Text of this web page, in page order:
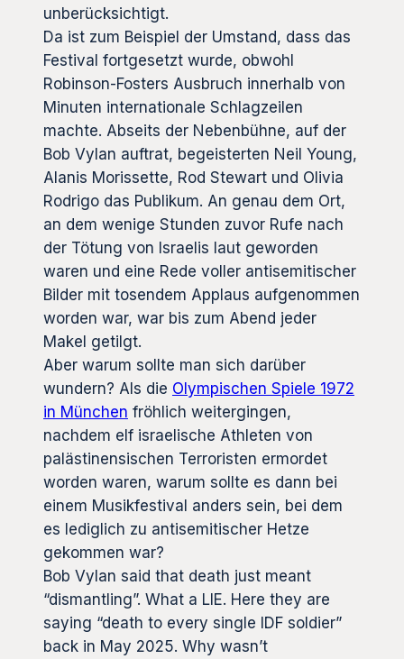
unberücksichtigt.
Da ist zum Beispiel der Umstand, dass das
Festival fortgesetzt wurde, obwohl
Robinson-Fosters Ausbruch innerhalb von
Minuten internationale Schlagzeilen
machte. Abseits der Nebenbühne, auf der
Bob Vylan auftrat, begeisterten Neil Young,
Alanis Morissette, Rod Stewart und Olivia
Rodrigo das Publikum. An genau dem Ort,
an dem wenige Stunden zuvor Rufe nach
der Tötung von Israelis laut geworden
waren und eine Rede voller antisemitischer
Bilder mit tosendem Applaus aufgenommen
worden war, war bis zum Abend jeder
Makel getilgt.
Aber warum sollte man sich darüber
wundern? Als die Olympischen Spiele 1972
in München fröhlich weitergingen,
nachdem elf israelische Athleten von
palästinensischen Terroristen ermordet
worden waren, warum sollte es dann bei
einem Musikfestival anders sein, bei dem
es lediglich zu antisemitischer Hetze
gekommen war?
Bob Vylan said that death just meant
“dismantling”. What a LIE. Here they are
saying “death to every single IDF soldier”
back in May 2025. Why wasn’t